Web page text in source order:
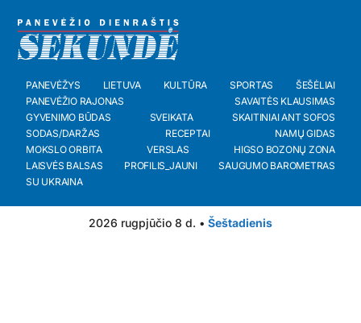
PANEVĖŽYS LIETUVA KULTŪRA SPORTAS
ŠEŠĖLIAI
PANEVĖŽIO RAJONAS
SAVAITĖS KLAUSIMAS
GYVENIMO BŪDAS
SVEIKATA
SKAITINIAI ANT SOFOS
SODAS/DARŽAS
RECEPTAI
NAMŲ GIDAS
MOKSLO ORBITA
VERSLAS
HIGSO BOZONŲ ZONA
LAISVĖS BALSAS
PROFILIS_JAUNI
SAUGUMO BAROMETRAS
SU UKRAINA
2026 rugpjūčio 8 d. • Šeštadienis